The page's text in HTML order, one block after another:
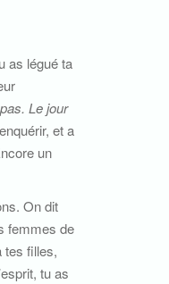
as légué ta
Le jour
et a
un
On dit
femmes de
tes filles,
tu as